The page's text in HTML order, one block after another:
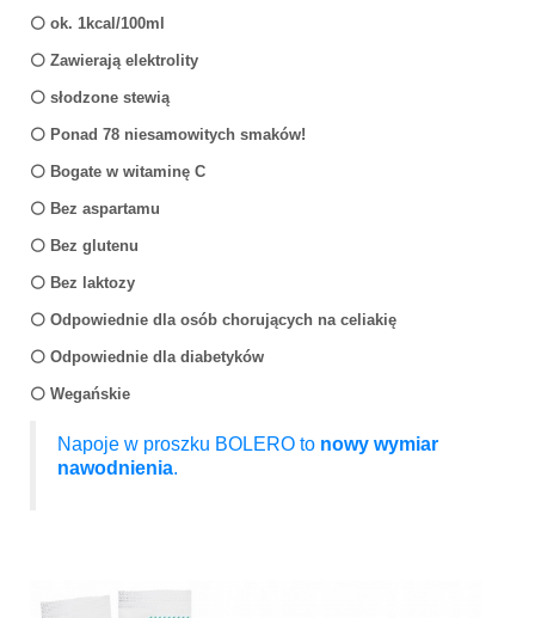
⚪️ ok. 1kcal/100ml
⚪️ Zawierają elektrolity
⚪️ słodzone stewią
⚪️ Ponad 78 niesamowitych smaków!
⚪️ Bogate w witaminę C
⚪️ Bez aspartamu
⚪️ Bez glutenu
⚪️ Bez laktozy
⚪️ Odpowiednie dla osób chorujących na celiakię
⚪️ Odpowiednie dla diabetyków
⚪️ Wegańskie
Napoje w proszku BOLERO to nowy wymiar
nawodnienia.